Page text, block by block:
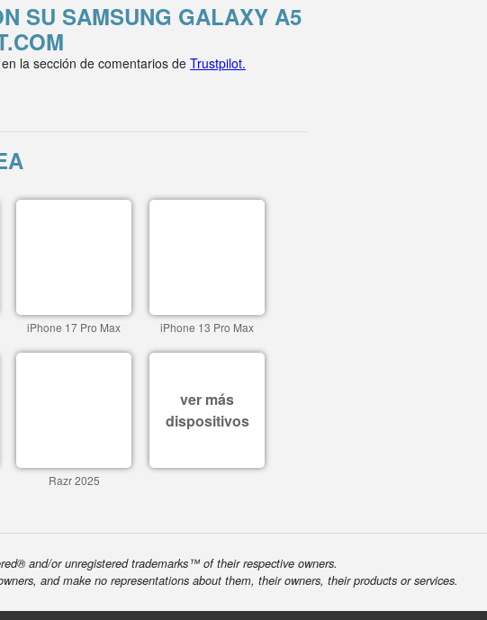
SU SAMSUNG GALAXY A5
la sección de comentarios deTrustpilot.
iPhone 17 Pro Max iPhone 13 Pro Max
Razr 2025
ver más
dispositivos
and/or unregistered trademarks™ of their respective owners.
and make no representations about them, their owners, their products or services.